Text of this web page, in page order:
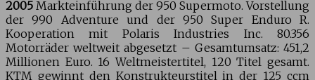
2005 Markteinführung der 950 Supermoto. Vorstellung
der 990 Adventure und der 950 Super Enduro R.
Kooperation mit Polaris Industries Inc. 80.356
Motorräder weltweit abgesetzt – Gesamtumsatz: 451,2
Millionen Euro. 16 Weltmeistertitel, 120 Titel gesamt.
KTM gewinnt den Konstrukteurstitel in der 125 ccm